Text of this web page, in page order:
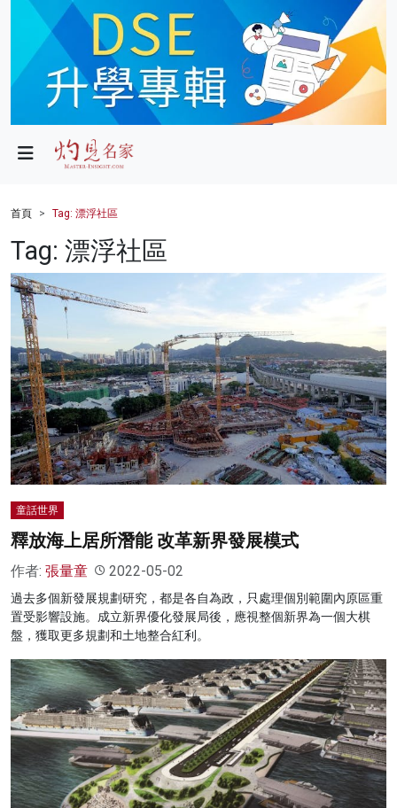
政局
財經
健康
商業
科技
影片
名家榜
灼見活動
首頁 Tag: 漂浮社區
Tag: 漂浮社區
童話世界
釋放海上居所潛能 改革新界發展模式
作者: 張量童 2022-05-02
過去多個新發展規劃研究，都是各自為政，只處理個別範圍內原區重
置受影響設施。成立新界優化發展局後，應視整個新界為一個大棋
盤，獲取更多規劃和土地整合紅利。